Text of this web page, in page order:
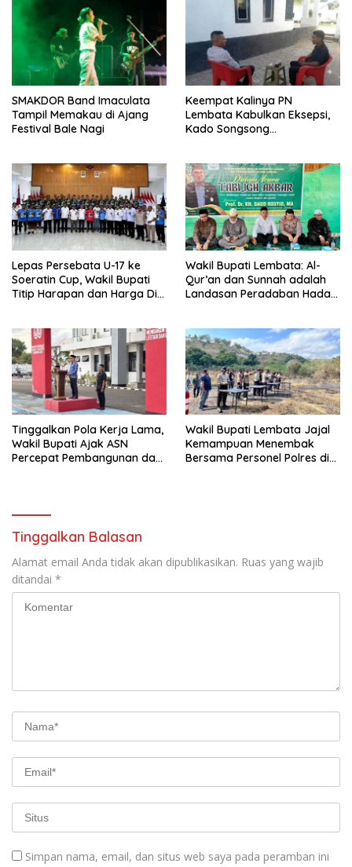
SMAKDOR Band Imaculata
Tampil Memakau di Ajang
Festival Bale Nagi
Keempat Kalinya PN
Lembata Kabulkan Eksepsi,
Kado Songsong
Lepas Persebata U-17 ke
Soeratin Cup, Wakil Bupati
Titip Harapan dan Harga Diri
Wakil Bupati Lembata: Al-
Qur’an dan Sunnah adalah
Landasan Peradaban Hadapi
Tinggalkan Pola Kerja Lama,
Wakil Bupati Ajak ASN
Percepat Pembangunan dan
Wakil Bupati Lembata Jajal
Kemampuan Menembak
Bersama Personel Polres di
Tinggalkan Balasan
Alamat email Anda tidak akan dipublikasikan. Ruas yang wajib
ditandai *
Simpan nama, email, dan situs web saya pada peramban ini